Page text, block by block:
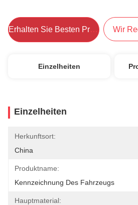
Erhalten Sie Besten Preis Wir
Einzelheiten
Einzelheiten
Herkunftsort:
China
Produktname:
Kennzeichnung Des Fahrzeugs
Hauptmaterial: